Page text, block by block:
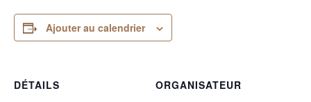
Ajouter au calendrier
DÉTAILS
ORGANISATEUR